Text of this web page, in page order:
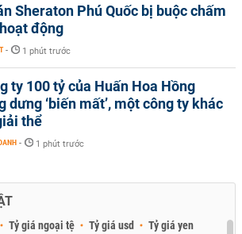
Sheraton Phú Quốc bị buộc chấm
động
- 1 phút trước
ty 100 tỷ của Huấn Hoa Hồng
dưng ‘biến mất’, một công ty khác
thể
- 1 phút trước
Tỷ giá ngoại tệ Tỷ giá usd
Tỷ giá yen